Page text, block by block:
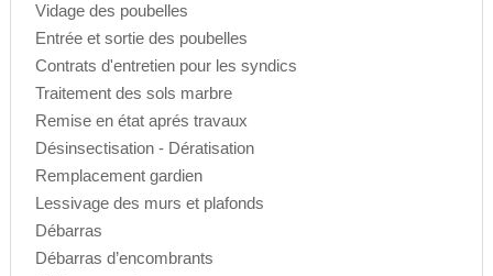
Vidage des poubelles
Entrée et sortie des poubelles
Contrats d'entretien pour les syndics
Traitement des sols marbre
Remise en état aprés travaux
Désinsectisation - Dératisation
Remplacement gardien
Lessivage des murs et plafonds
Débarras
Débarras d’encombrants